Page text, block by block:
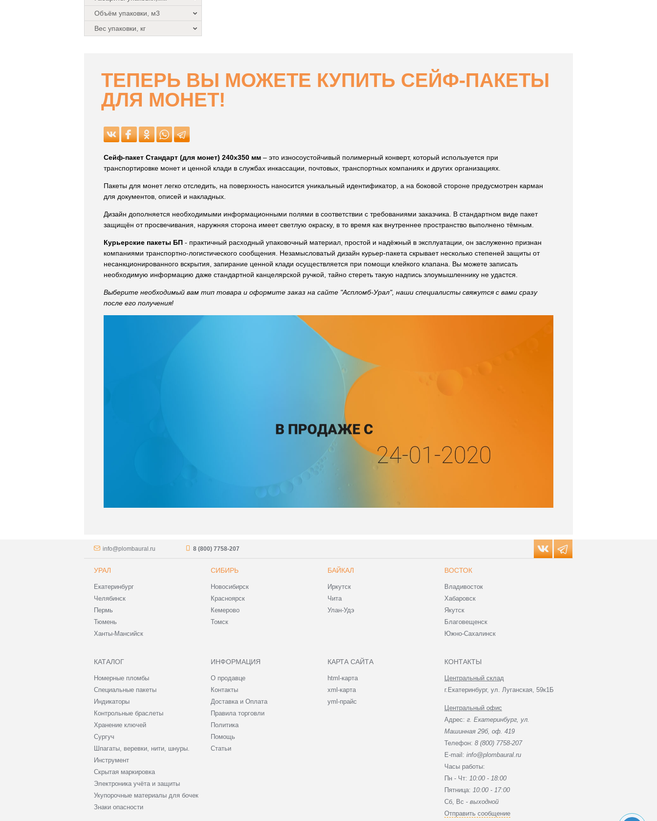
Объём упаковки, м3
Вес упаковки, кг
ТЕПЕРЬ ВЫ МОЖЕТЕ КУПИТЬ СЕЙФ-ПАКЕТЫ
ДЛЯ МОНЕТ!
Сейф-пакет Cтандарт (для монет) 240x350 мм – это износоустойчивый полимерный конверт, который используется при
транспортировке монет и ценной клади в службах инкассации, почтовых, транспортных компаниях и других организациях.
Пакеты для монет легко отследить, на поверхность наносится уникальный идентификатор, а на боковой стороне предусмотрен карман
для документов, описей и накладных.
Дизайн дополняется необходимыми информационными полями в соответствии с требованиями заказчика. В стандартном виде пакет
защищён от просвечивания, наружняя сторона имеет светлую окраску, в то время как внутреннее пространство выполнено тёмным.
Курьерские пакеты БП - практичный расходный упаковочный материал, простой и надёжный в эксплуатации, он заслуженно признан
компаниями транспортно-логистического сообщения. Незамысловатый дизайн курьер-пакета скрывает несколько степеней защиты от
несанкционированного вскрытия, запирание ценной клади осуществляется при помощи клейкого клапана. Вы можете записать
необходимую информацию даже стандартной канцелярской ручкой, тайно стереть такую надпись злоумышленнику не удастся.
Выберите необходимый вам тип товара и оформите заказ на сайте "Аспломб-Урал", наши специалисты свяжутся с вами сразу
после его получения!
info@plombaural.ru 8 (800) 7758-207
УРАЛ
Екатеринбург
Челябинск
Пермь
Тюмень
Ханты-Мансийск
СИБИРЬ
Новосибирск
Красноярск
Кемерово
Томск
БАЙКАЛ
Иркутск
Чита
Улан-Удэ
ВОСТОК
Владивосток
Хабаровск
Якутск
Благовещенск
Южно-Сахалинск
КАТАЛОГ
Номерные пломбы
Специальные пакеты
Индикаторы
Контрольные браслеты
Хранение ключей
Сургуч
Шпагаты, веревки, нити, шнуры.
Инструмент
Скрытая маркировка
Электроника учёта и защиты
Укупорочные материалы для бочек
Знаки опасности
ИНФОРМАЦИЯ
О продавце
Контакты
Доставка и Оплата
Правила торговли
Политика
Помощь
Статьи
КАРТА САЙТА
html-карта
xml-карта
yml-прайс
КОНТАКТЫ
Центральный склад
г.Екатеринбург, ул. Луганская, 59к1Б
Центральный офис
Адрес: г. Екатеринбург, ул.
Машинная 29б, оф. 419
Телефон: 8 (800) 7758-207
E-mail: info@plombaural.ru
Часы работы:
Пн - Чт: 10:00 - 18:00
Пятница: 10:00 - 17:00
Сб, Вc - выходной
Отправить сообщение